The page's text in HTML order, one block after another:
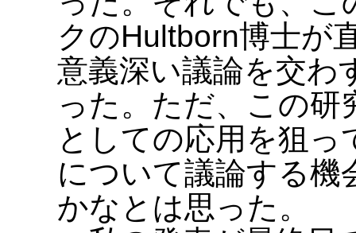
クのHultborn博士が
意義深い議論を交わ
った。ただ、この研
としての応用を狙
について議論する
かなとは思った。